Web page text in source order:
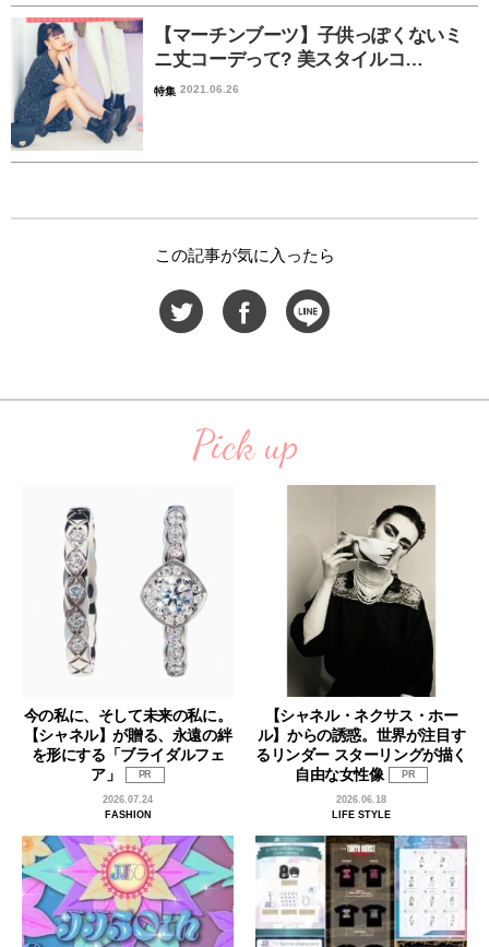
【マーチンブーツ】子供っぽくないミ
ニ丈コーデって? 美スタイルコ…
特集 2021.06.26
この記事が気に入ったら
Pick up
今の私に、そして未来の私に。
【シャネル】が贈る、永遠の絆
を形にする「ブライダルフェ
ア」
PR
2026.07.24
FASHION
【シャネル・ネクサス・ホー
ル】からの誘惑。世界が注目す
るリンダー スターリングが描く
自由な女性像
PR
2026.06.18
LIFE STYLE